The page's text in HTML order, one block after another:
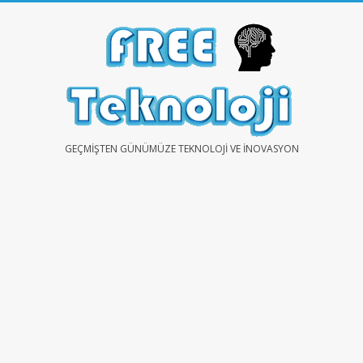
FREEGEÇMIŞTEN GÜNÜMÜZE TEKNOLOJI VE İNOVASYON